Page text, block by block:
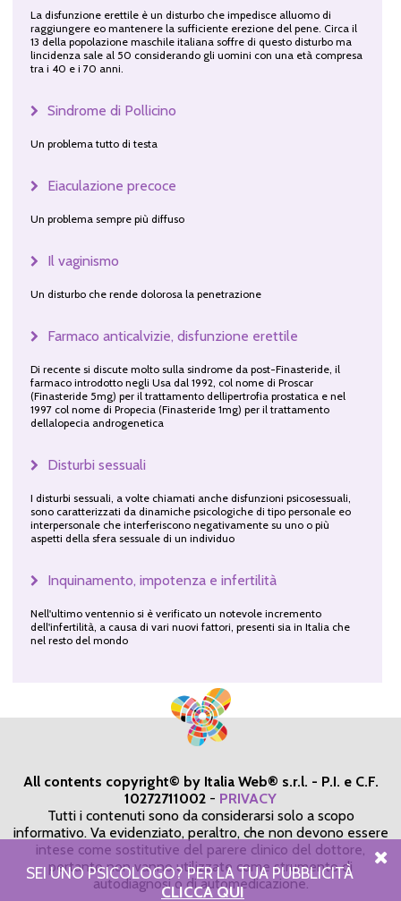
La disfunzione erettile è un disturbo che impedisce alluomo di
raggiungere eo mantenere la sufficiente erezione del pene. Circa il
13 della popolazione maschile italiana soffre di questo disturbo ma
lincidenza sale al 50 considerando gli uomini con una età compresa
tra i 40 e i 70 anni.
Sindrome di Pollicino
Un problema tutto di testa
Eiaculazione precoce
Un problema sempre più diffuso
Il vaginismo
Un disturbo che rende dolorosa la penetrazione
Farmaco anticalvizie, disfunzione erettile
Di recente si discute molto sulla sindrome da post-Finasteride, il
farmaco introdotto negli Usa dal 1992, col nome di Proscar
(Finasteride 5mg) per il trattamento dellipertrofia prostatica e nel
1997 col nome di Propecia (Finasteride 1mg) per il trattamento
dellalopecia androgenetica
Disturbi sessuali
I disturbi sessuali, a volte chiamati anche disfunzioni psicosessuali,
sono caratterizzati da dinamiche psicologiche di tipo personale eo
interpersonale che interferiscono negativamente su uno o più
aspetti della sfera sessuale di un individuo
Inquinamento, impotenza e infertilità
Nell'ultimo ventennio si è verificato un notevole incremento
dell'infertilità, a causa di vari nuovi fattori, presenti sia in Italia che
nel resto del mondo
All contents copyright© by Italia Web® s.r.l. - P.I. e C.F.
10272711002 - PRIVACY
Tutti i contenuti sono da considerarsi solo a scopo
informativo. Va evidenziato, peraltro, che non devono essere
intese come sostitutive del parere clinico del dottore,
pertanto non vanno utilizzate come strumento di
autodiagnosi o di automedicazione.
SEI UNO PSICOLOGO? PER LA TUA PUBBLICITÀ
CLICCA QUI